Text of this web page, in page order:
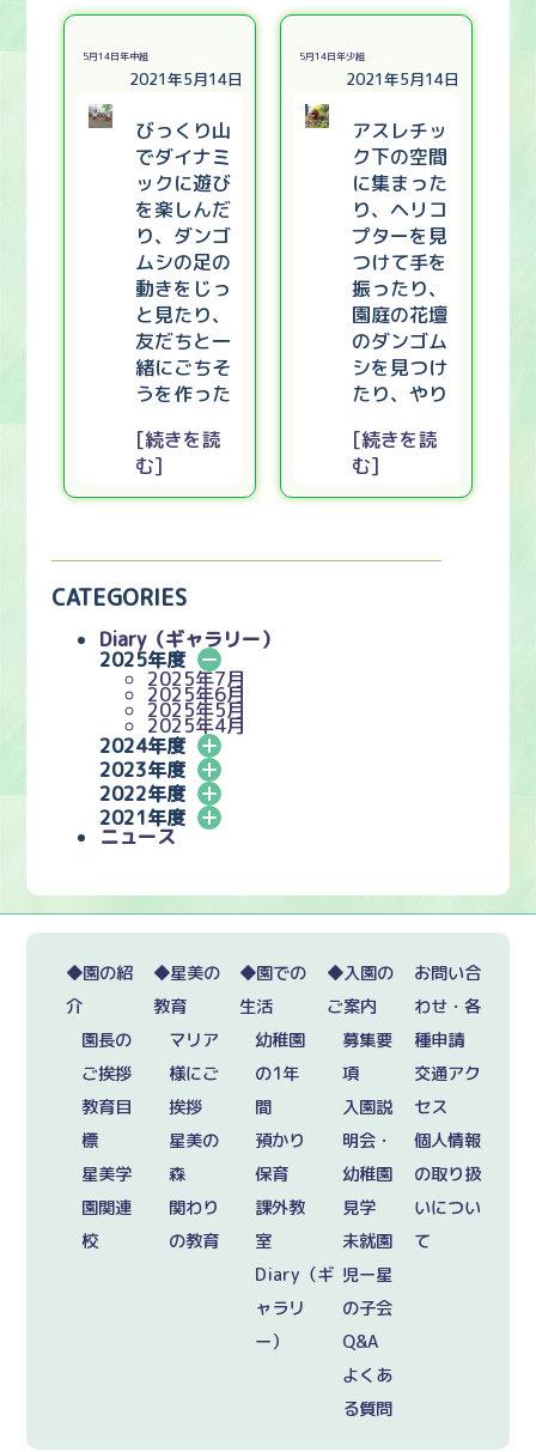
5月14日年中組
2021年5月14日
びっくり山
でダイナミ
ックに遊び
を楽しんだ
り、ダンゴ
ムシの足の
動きをじっ
と見たり、
友だちと一
緒にごちそ
うを作った
[続きを読
む]
5月14日年少組
2021年5月14日
アスレチッ
ク下の空間
に集まった
り、ヘリコ
プターを見
つけて手を
振ったり、
園庭の花壇
のダンゴム
シを見つけ
たり、やり
[続きを読
む]
CATEGORIES
Diary（ギャラリー）
2025年度
2025年7月
2025年6月
2025年5月
2025年4月
2024年度
2023年度
2022年度
2021年度
ニュース
◆園の紹
介
園長の
ご挨拶
教育目
標
星美学
園関連
校
◆星美の
教育
マリア
様にご
挨拶
星美の
森
関わり
の教育
◆園での
生活
幼稚園
の1年
間
預かり
保育
課外教
室
Diary（ギ
ャラリ
ー）
◆入園の
ご案内
募集要
項
入園説
明会・
幼稚園
見学
未就園
児ー星
の子会
Q&A
よくあ
る質問
お問い合
わせ・各
種申請
交通アク
セス
個人情報
の取り扱
いについ
て